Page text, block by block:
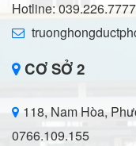
Hotline: 039.226.7777
CƠ SỞ 2
118, Nam Hòa,
0766.109.155